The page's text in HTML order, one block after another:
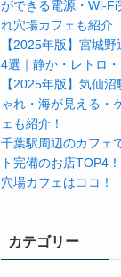
ができる電源・Wi-
れ穴場カフェも紹介
【2025年版】宮城
4選｜静か・レトロ
【2025年版】気仙
ゃれ・海が見える・
ェも紹介！
千葉駅周辺のカフェ
ト完備のお店TOP4
穴場カフェはココ！
カテゴリー